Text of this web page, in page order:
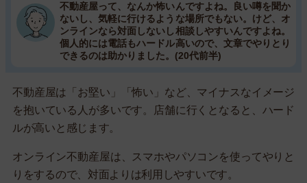
不動産屋って、なんか怖いんですよね。良い噂を聞か
ないし、気軽に行けるような場所でもない。けど、オ
ンラインなら対面しないし相談しやすいんですよね。
個人的には電話もハードル高いので、文章でやりとり
できるのは助かりました。(20代前半)
不動産屋は「お堅い」「怖い」など、マイナスなイメージ
を抱いている人が多いです。店舗に行くとなると、ハード
ルが高いと感じます。
オンライン不動産屋は、スマホやパソコンを使ってやりと
りをするので、対面よりは利用しやすいです。